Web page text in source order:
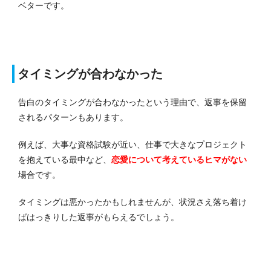
ベターです。
タイミングが合わなかった
告白のタイミングが合わなかったという理由で、返事を保留
されるパターンもあります。
例えば、大事な資格試験が近い、仕事で大きなプロジェクト
を抱えている最中など、 恋愛について考えているヒマがない
場合です。
タイミングは悪かったかもしれませんが、状況さえ落ち着け
ばはっきりした返事がもらえるでしょう。